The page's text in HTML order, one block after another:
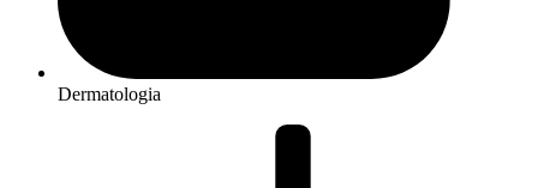
Dermatologia